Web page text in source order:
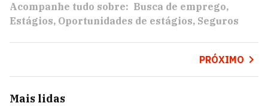
Acompanhe tudo sobre: Busca de emprego
Estágios Oportunidades de estágios Seguros
PRÓXIMO
Mais lidas